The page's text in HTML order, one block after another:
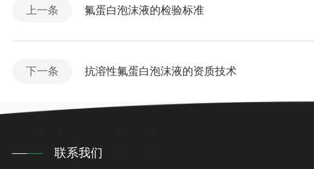
上一条 氟蛋白泡沫液的检验标准
下一条 抗溶性氟蛋白泡沫液的资质技术
联系我们